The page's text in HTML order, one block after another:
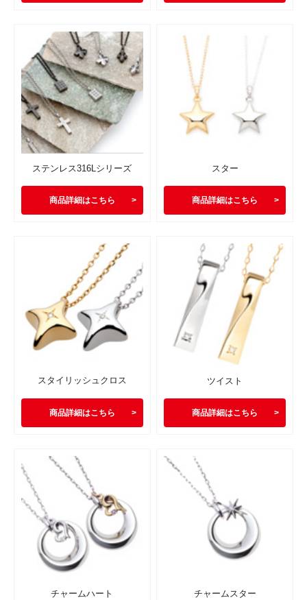
ステンレス316Lシリーズ
商品詳細はこちら
スター
商品詳細はこちら
スタイリッシュクロス
商品詳細はこちら
ツイスト
商品詳細はこちら
チャームハート チャームスター